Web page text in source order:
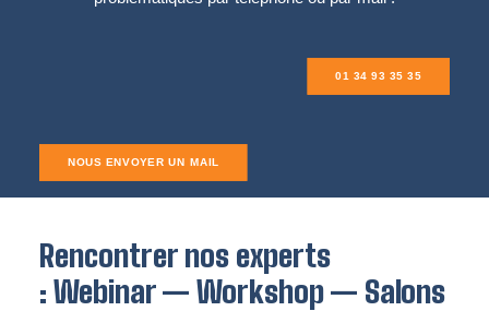
01 34 93 35 35
NOUS ENVOYER UN MAIL
Rencontrer nos experts
: Webinar — Workshop — Salons